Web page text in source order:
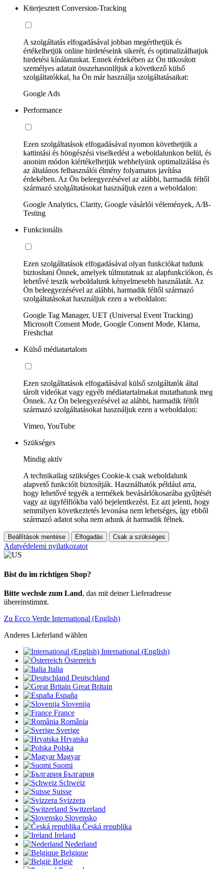
Kiterjesztett Conversion-Tracking
A szolgáltatás elfogadásával jobban megérthetjük és
értékelhetjük online hirdetéseink sikerét, és optimalizálhatjuk
hirdetési kínálatunkat. Ennek érdekében az Ön titkosított
személyes adatait összehasonlítjuk a következő külső
szolgáltatókkal, ha Ön már használja szolgáltatásaikat:
Google Ads
Performance
Ezen szolgáltatások elfogadásával nyomon követhetjük a
kattintási és böngészési viselkedést a weboldalunkon belül, és
anonim módon kiértékelhetjük webhelyünk optimalizálása és
az általános felhasználói élmény folyamatos javítása
érdekében. Az Ön beleegyezésével az alábbi, harmadik féltől
származó szolgáltatásokat használjuk ezen a weboldalon:
Google Analytics, Clarity, Google vásárlói vélemények, A/B-
Testing
Funkcionális
Ezen szolgáltatások elfogadásával olyan funkciókat tudunk
biztosítani Önnek, amelyek túlmutatnak az alapfunkciókon, és
lehetővé teszik weboldalunk kényelmesebb használatát. Az
Ön beleegyezésével az alábbi, harmadik féltől származó
szolgáltatásokat használjuk ezen a weboldalon:
Google Tag Manager, UET (Universal Event Tracking)
Microsoft Consent Mode, Google Consent Mode, Klarna,
Freshchat
Külső médiatartalom
Ezen szolgáltatások elfogadásával külső szolgáltatók által
tárolt videókat vagy egyéb médiatartalmakat mutathatunk meg
Önnek. Az Ön beleegyezésével az alábbi, harmadik féltől
származó szolgáltatásokat használjuk ezen a weboldalon:
Vimeo, YouTube
Szükséges
Mindig aktív
A technikailag szükséges Cookie-k csak weboldalunk
alapvető funkcióit biztosítják. Használhatók például arra,
hogy lehetővé tegyék a termékek bevásárlókosarába gyűjtését
vagy az ügyfélfiókba való bejelentkezést. Ez azt jelenti, hogy
semmilyen következtetés levonása nem lehetséges, így ebből
származó adatot soha nem adunk át harmadik félnek.
Beállítások mentése Elfogadás Csak a szükséges
Adatvédelemi nyilatkozatot
Bist du im richtigen Shop?
Bitte wechsle zum Land, das mit deiner Lieferadresse
übereinstimmt.
Zu Ecco Verde International (English)
Anderes Lieferland wählen
International (English)
Österreich
Italia
Deutschland
Great Britain
España
Slovenija
France
România
Sverige
Hrvatska
Polska
Magyar
Suomi
България
Schweiz
Suisse
Svizzera
Switzerland
Slovensko
Česká republika
Ireland
Nederland
Belgique
België